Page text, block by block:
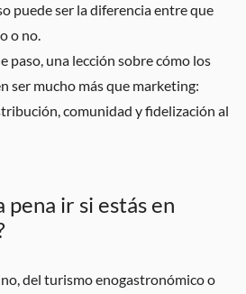
puede ser la diferencia entre que
o no.
paso, una lección sobre cómo los
ser mucho más que marketing:
comunidad y fidelización al
pena ir si estás en
del turismo enogastronómico o